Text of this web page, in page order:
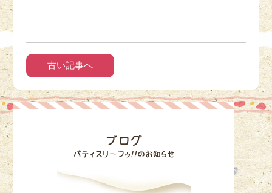
古い記事へ